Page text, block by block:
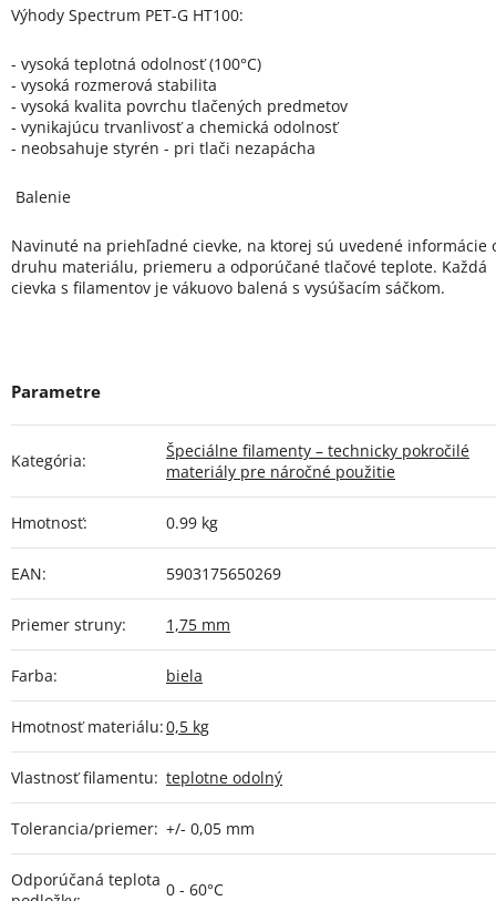
Výhody Spectrum PET-G HT100:
- vysoká teplotná odolnosť (100°C)
- vysoká rozmerová stabilita
- vysoká kvalita povrchu tlačených predmetov
- vynikajúcu trvanlivosť a chemická odolnosť
- neobsahuje styrén - pri tlači nezapácha
Balenie
Navinuté na priehľadné cievke, na ktorej sú uvedené informácie
druhu materiálu, priemeru a odporúčané tlačové teplote. Každá
cievka s filamentov je vákuovo balená s vysúšacím sáčkom.
Kategória:
Špeciálne filamenty – technicky pokročilé
materiály pre náročné použitie
Hmotnosť: 0.99 kg
EAN: 5903175650269
Priemer struny: 1,75 mm
Farba: biela
Hmotnosť materiálu:0,5 kg
Vlastnosť filamentu: teplotne odolný
Tolerancia/priemer: +/- 0,05 mm
Odporúčaná teplota 0 - 60°C